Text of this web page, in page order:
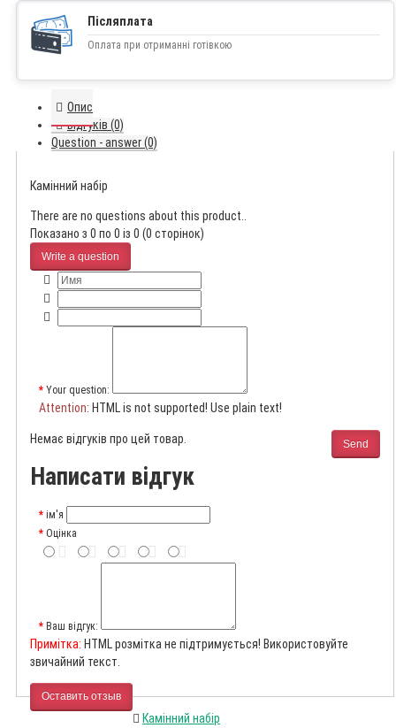
Післяплата
Оплата при отриманні готівкою
Опис
Відгуків (0)
Question - answer (0)
Камінний набір
There are no questions about this product..
Показано з 0 по 0 із 0 (0 сторінок)
Write a question
Your question:
Attention: HTML is not supported! Use plain text!
Send
Немає відгуків про цей товар.
Написати відгук
ім'я
Оцінка
Ваш відгук:
Примітка: HTML розмітка не підтримується! Використовуйте
звичайний текст.
Оставить отзыв
Камінний набір